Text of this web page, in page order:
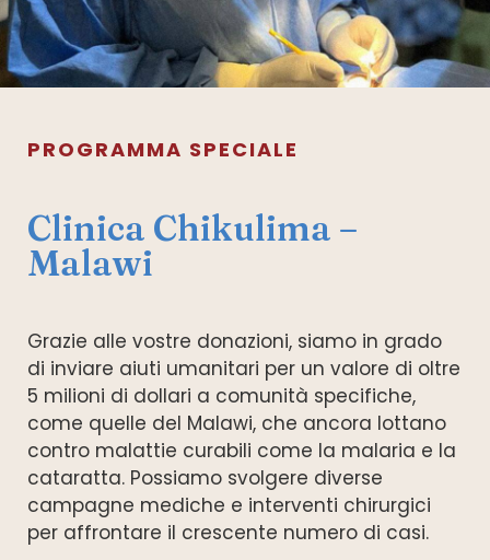
PROGRAMMA SPECIALE
Clinica Chikulima –
Malawi
Grazie alle vostre donazioni, siamo in grado
di inviare aiuti umanitari per un valore di oltre
5 milioni di dollari a comunità specifiche,
come quelle del Malawi, che ancora lottano
contro malattie curabili come la malaria e la
cataratta. Possiamo svolgere diverse
campagne mediche e interventi chirurgici
per affrontare il crescente numero di casi.